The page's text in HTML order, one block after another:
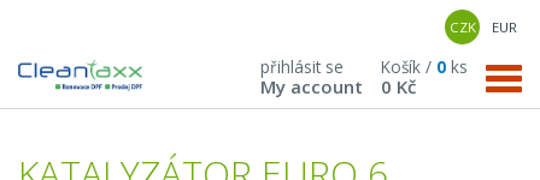
CZK EUR
přihlásit se
My account
Košík / 0 ks
0 Kč